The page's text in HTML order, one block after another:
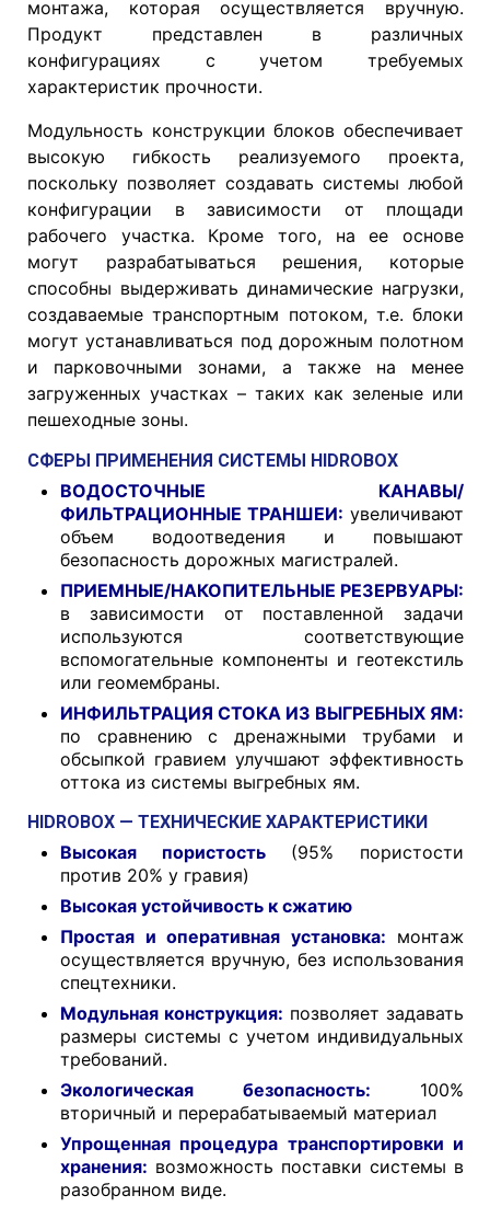
монтажа, которая осуществляется вручную.
Продукт представлен в различных
конфигурациях с учетом требуемых
характеристик прочности.
Модульность конструкции блоков обеспечивает
высокую гибкость реализуемого проекта,
поскольку позволяет создавать системы любой
конфигурации в зависимости от площади
рабочего участка. Кроме того, на ее основе
могут разрабатываться решения, которые
способны выдерживать динамические нагрузки,
создаваемые транспортным потоком, т.е. блоки
могут устанавливаться под дорожным полотном
и парковочными зонами, а также на менее
загруженных участках – таких как зеленые или
пешеходные зоны.
СФЕРЫ ПРИМЕНЕНИЯ СИСТЕМЫ HIDROBOX
ВОДОСТОЧНЫЕ КАНАВЫ/
ФИЛЬТРАЦИОННЫЕ ТРАНШЕИ: увеличивают
объем водоотведения и повышают
безопасность дорожных магистралей.
ПРИЕМНЫЕ/НАКОПИТЕЛЬНЫЕ РЕЗЕРВУАРЫ:
в зависимости от поставленной задачи
используются соответствующие
вспомогательные компоненты и геотекстиль
или геомембраны.
ИНФИЛЬТРАЦИЯ СТОКА ИЗ ВЫГРЕБНЫХ ЯМ:
по сравнению с дренажными трубами и
обсыпкой гравием улучшают эффективность
оттока из системы выгребных ям.
HIDROBOX — ТЕХНИЧЕСКИЕ ХАРАКТЕРИСТИКИ
Высокая пористость (95% пористости
против 20% у гравия)
Высокая устойчивость к сжатию
Простая и оперативная установка: монтаж
осуществляется вручную, без использования
спецтехники.
Модульная конструкция: позволяет задавать
размеры системы с учетом индивидуальных
требований.
Экологическая безопасность: 100%
вторичный и перерабатываемый материал
Упрощенная процедура транспортировки и
хранения: возможность поставки системы в
разобранном виде.